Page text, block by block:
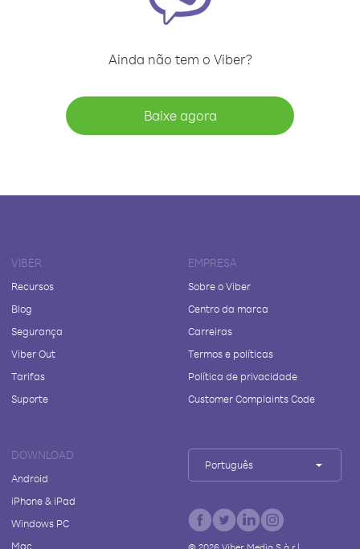
Ainda não tem o Viber?
Baixe agora
VIBER
Recursos
Blog
Segurança
Viber Out
Tarifas
Suporte
EMPRESA
Sobre o Viber
Centro da marca
Carreiras
Termos e políticas
Política de privacidade
Customer Complaints Code
DOWNLOAD
Android
iPhone & iPad
Windows PC
Mac
Português